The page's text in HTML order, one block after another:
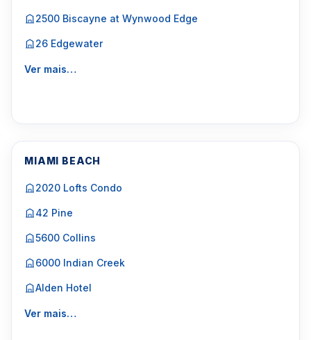
2500 Biscayne at Wynwood Edge
26 Edgewater
Ver mais…
MIAMI BEACH
2020 Lofts Condo
42 Pine
5600 Collins
6000 Indian Creek
Alden Hotel
Ver mais…